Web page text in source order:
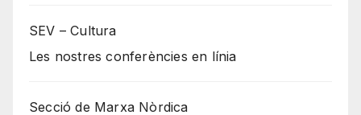
SEV – Cultura
Les nostres conferències en línia
Secció de Marxa Nòrdica